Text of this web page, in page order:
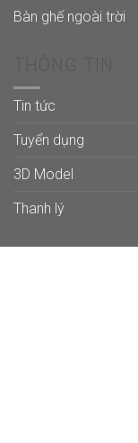
Bàn ghế ngoài trời
Tin tức
Tuyển dụng
3D Model
Thanh lý